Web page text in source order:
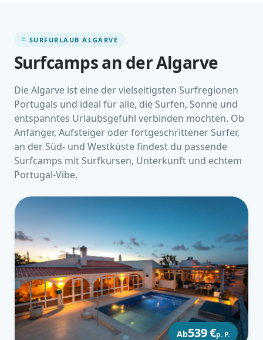
SURFURLAUB ALGARVE
Surfcamps an der Algarve
Die Algarve ist eine der vielseitigsten Surfregionen
Portugals und ideal für alle, die Surfen, Sonne und
entspanntes Urlaubsgefühl verbinden möchten. Ob
Anfänger, Aufsteiger oder fortgeschrittener Surfer,
an der Süd- und Westküste findest du passende
Surfcamps mit Surfkursen, Unterkunft und echtem
Portugal-Vibe.
Ab539 €p. P.